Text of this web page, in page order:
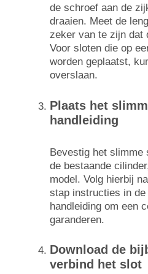
de schroef aan de
draaien. Meet de
zeker van te zijn dat
Voor sloten die op
worden geplaatst,
overslaan.
Plaats het
handleiding
Bevestig het slimme
de bestaande
model. Volg hierbij
stap instructies in de
handleiding om een
garanderen.
Download de
verbind het slot